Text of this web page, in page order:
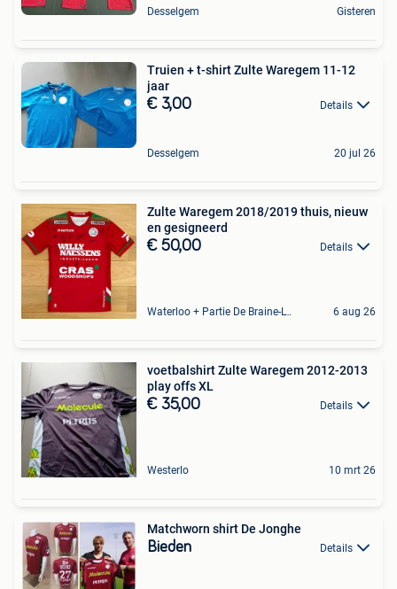
Desselgem Gisteren
Truien + t-shirt Zulte Waregem 11-12
jaar
€ 3,00 Details
Desselgem 20 jul 26
Zulte Waregem 2018/2019 thuis, nieuw
en gesigneerd
€ 50,00 Details
Waterloo + Partie De Braine-L'Alleud, De Ohain 6 aug 26
voetbalshirt Zulte Waregem 2012-2013
play offs XL
€ 35,00 Details
Westerlo 10 mrt 26
Matchworn shirt De Jonghe
Bieden Details